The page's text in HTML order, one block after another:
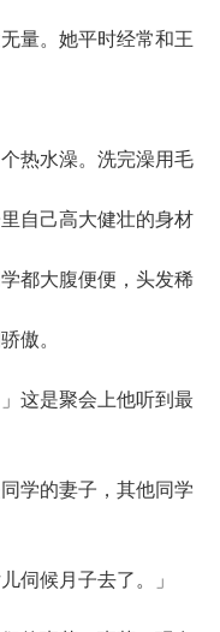
量。她平时经常和王
热水澡。洗完澡用毛
自己高大健壮的身材
都大腹便便，头发稀
傲。
这是聚会上他听到最
学的妻子，其他同学
候月子去了。」